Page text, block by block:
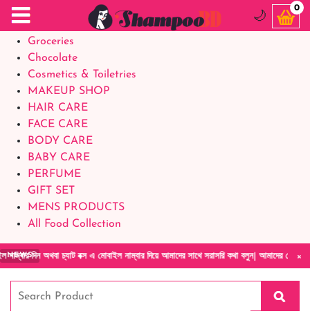
Food Supplements
Baby Foods
Groceries
Chocolate
Cosmetics & Toiletries
MAKEUP SHOP
HAIR CARE
FACE CARE
BODY CARE
BABY CARE
PERFUME
GIFT SET
MENS PRODUCTS
All Food Collection
×
NEWS
চ্যাট বক্স এ মোবাইল নাম্বার দিয়ে আমাদের সাথে সরাসরি কথা বলুন| আমাদের যেকোনো পণ্য
🌙
0